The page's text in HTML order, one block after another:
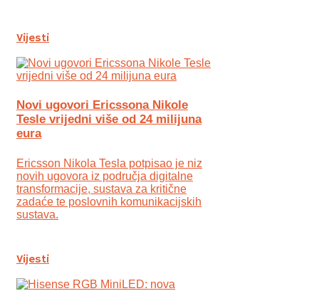
Vijesti
Novi ugovori Ericssona Nikole
Tesle vrijedni više od 24 milijuna
eura
Ericsson Nikola Tesla potpisao je niz
novih ugovora iz područja digitalne
transformacije, sustava za kritične
zadaće te poslovnih komunikacijskih
sustava.
Vijesti